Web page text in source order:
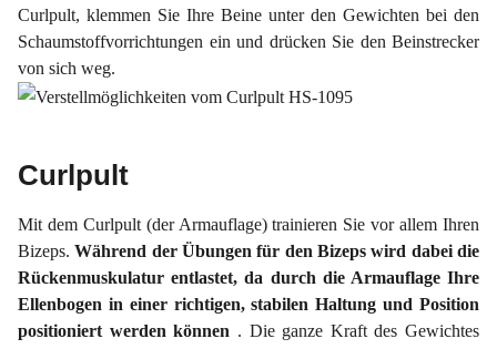
Curlpult, klemmen Sie Ihre Beine unter den Gewichten bei den
Schaumstoffvorrichtungen ein und drücken Sie den Beinstrecker
von sich weg.
Curlpult
Mit dem Curlpult (der Armauflage) trainieren Sie vor allem Ihren
Bizeps.Während der Übungen für den Bizeps wird dabei die
Rückenmuskulatur entlastet, da durch die Armauflage Ihre
Ellenbogen in einer richtigen, stabilen Haltung und Position
positioniert werden können . Die ganze Kraft des Gewichtes